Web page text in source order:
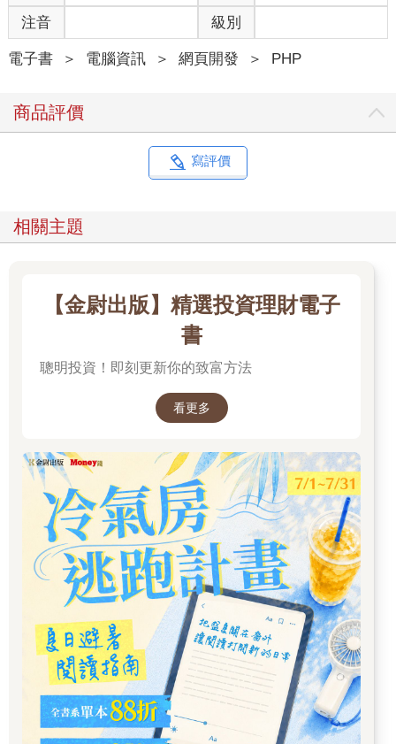
注音 級別
電子書 ＞ 電腦資訊 ＞ 網頁開發 ＞ PHP
商品評價
寫評價
相關主題
【金尉出版】精選投資理財電子
書
聰明投資！即刻更新你的致富方法
看更多